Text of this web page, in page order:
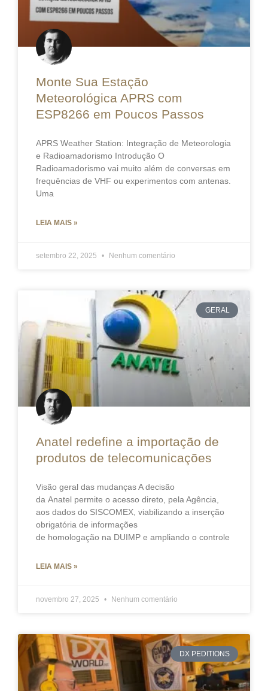
Monte Sua Estação
Meteorológica APRS com
ESP8266 em Poucos Passos
APRS Weather Station: Integração de Meteorologia
e Radioamadorismo Introdução O
Radioamadorismo vai muito além de conversas em
frequências de VHF ou experimentos com antenas.
Uma
LEIA MAIS »
setembro 22, 2025 Nenhum comentário
GERAL
Anatel redefine a importação de
produtos de telecomunicações
Visão geral das mudanças A decisão
da Anatel permite o acesso direto, pela Agência,
aos dados do SISCOMEX, viabilizando a inserção
obrigatória de informações
de homologação na DUIMP e ampliando o controle
LEIA MAIS »
novembro 27, 2025 Nenhum comentário
DX PEDITIONS